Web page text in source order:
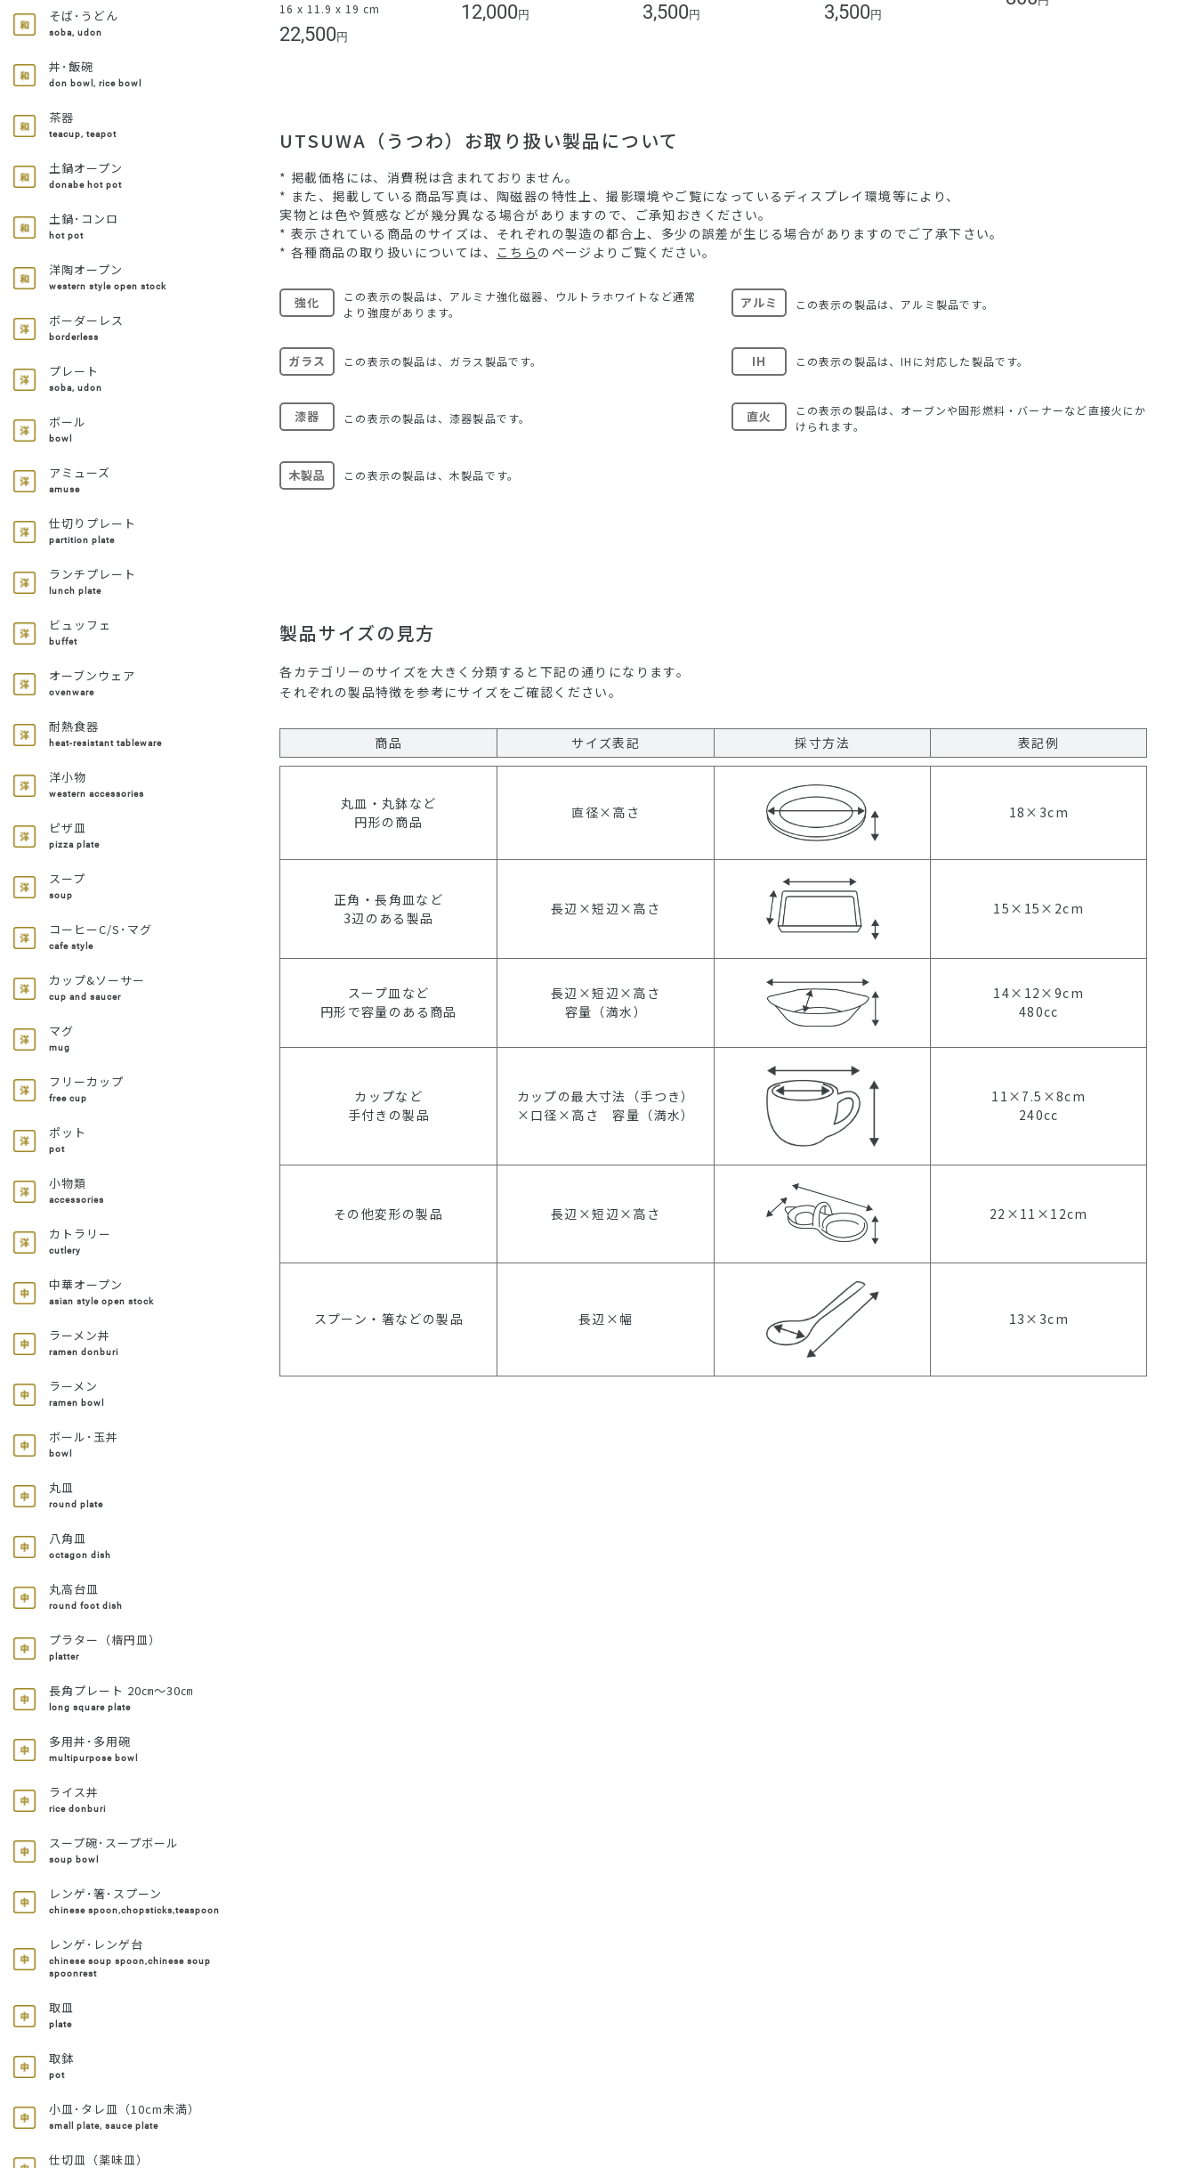
そば･うどん
soba, udon
丼･飯碗
don bowl, rice bowl
茶器
teacup, teapot
土鍋オープン
donabe hot pot
土鍋･コンロ
hot pot
洋陶オープン
western style open stock
ボーダーレス
borderless
プレート
soba, udon
ボール
bowl
アミューズ
amuse
仕切りプレート
partition plate
ランチプレート
lunch plate
ビュッフェ
buffet
オーブンウェア
ovenware
耐熱食器
heat-resistant tableware
洋小物
western accessories
ピザ皿
pizza plate
スープ
soup
コーヒーC/S･マグ
cafe style
カップ&ソーサー
cup and saucer
マグ
mug
フリーカップ
free cup
ポット
pot
小物類
accessories
カトラリー
cutlery
中華オープン
asian style open stock
ラーメン丼
ramen donburi
ラーメン
ramen bowl
ボール･玉丼
bowl
丸皿
round plate
八角皿
octagon dish
丸高台皿
round foot dish
プラター（楕円皿）
platter
長角プレート 20㎝～30㎝
long square plate
多用丼･多用碗
multipurpose bowl
ライス丼
rice donburi
スープ碗･スープボール
soup bowl
レンゲ･箸･スプーン
chinese spoon,chopsticks,teaspoon
レンゲ･レンゲ台
chinese soup spoon,chinese soup
spoonrest
取皿
plate
取鉢
pot
小皿･タレ皿（10cm未満）
small plate, sauce plate
仕切皿（薬味皿）
16 x 11.9 x 19 cm
22,500 円
12,000 円 3,500 円 3,500 円
UTSUWA（うつわ）お取り扱い製品について
* 掲載価格には、消費税は含まれておりません。
* また、掲載している商品写真は、陶磁器の特性上、撮影環境やご覧になっているディスプレイ環境等により、
実物とは色や質感などが幾分異なる場合がありますので、ご承知おきください。
* 表示されている商品のサイズは、それぞれの製造の都合上、多少の誤差が生じる場合がありますのでご了承下さい。
* 各種商品の取り扱いについては、 こちら のページよりご覧ください。
強化
この表示の製品は、アルミナ強化磁器、ウルトラホワイトなど通常
より強度があります。
アルミ この表示の製品は、アルミ製品です。
ガラス この表示の製品は、ガラス製品です。 IH この表示の製品は、IHに対応した製品です。
漆器 この表示の製品は、漆器製品です。 直火
この表示の製品は、オーブンや固形燃料・バーナーなど直接火にか
けられます。
木製品 この表示の製品は、木製品です。
製品サイズの見方
各カテゴリーのサイズを大きく分類すると下記の通りになります。
それぞれの製品特徴を参考にサイズをご確認ください。
商品 サイズ表記 採寸方法 表記例
丸皿・丸鉢など
円形の商品
直径×高さ 18×3cm
正角・長角皿など
3辺のある製品
長辺×短辺×高さ 15×15×2cm
スープ皿など
円形で容量のある商品
長辺×短辺×高さ
容量（満水）
14×12×9cm
480cc
カップなど
手付きの製品
カップの最大寸法（手つき）
×口径×高さ 容量（満水）
11×7.5×8cm
240cc
その他変形の製品 長辺×短辺×高さ 22×11×12cm
スプーン・箸などの製品 長辺×幅 13×3cm